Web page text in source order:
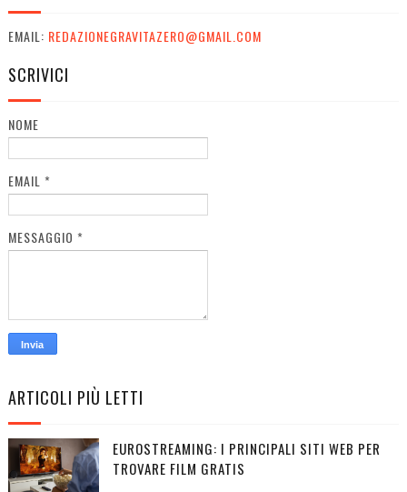
EMAIL: REDAZIONEGRAVITAZERO@GMAIL.COM
SCRIVICI
NOME
EMAIL *
MESSAGGIO *
ARTICOLI PIÙ LETTI
EUROSTREAMING: I PRINCIPALI SITI WEB PER
TROVARE FILM GRATIS